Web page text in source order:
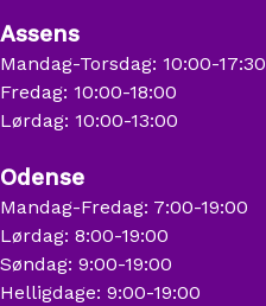
Assens
Mandag-Torsdag: 10:00-17:30
Fredag: 10:00-18:00
Lørdag: 10:00-13:00
Odense
Mandag-Fredag: 7:00-19:00
Lørdag: 8:00-19:00
Søndag: 9:00-19:00
Helligdage: 9:00-19:00